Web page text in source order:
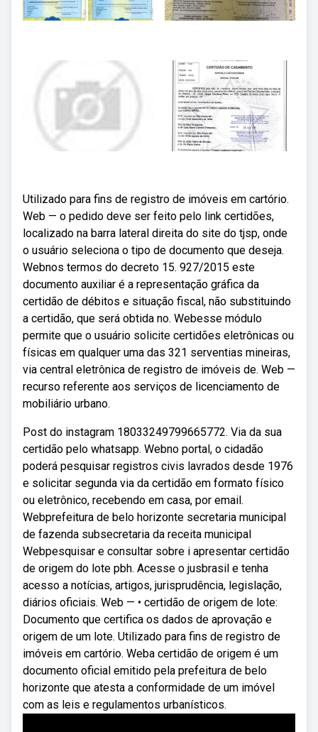
Utilizado para fins de registro de imóveis em cartório.
Web — o pedido deve ser feito pelo link certidões,
localizado na barra lateral direita do site do tjsp, onde
o usuário seleciona o tipo de documento que deseja.
Webnos termos do decreto 15. 927/2015 este
documento auxiliar é a representação gráfica da
certidão de débitos e situação fiscal, não substituindo
a certidão, que será obtida no. Webesse módulo
permite que o usuário solicite certidões eletrônicas ou
físicas em qualquer uma das 321 serventias mineiras,
via central eletrônica de registro de imóveis de. Web —
recurso referente aos serviços de licenciamento de
mobiliário urbano.
Post do instagram 18033249799665772. Via da sua
certidão pelo whatsapp. Webno portal, o cidadão
poderá pesquisar registros civis lavrados desde 1976
e solicitar segunda via da certidão em formato físico
ou eletrônico, recebendo em casa, por email.
Webprefeitura de belo horizonte secretaria municipal
de fazenda subsecretaria da receita municipal
Webpesquisar e consultar sobre i apresentar certidão
de origem do lote pbh. Acesse o jusbrasil e tenha
acesso a notícias, artigos, jurisprudência, legislação,
diários oficiais. Web — • certidão de origem de lote:
Documento que certifica os dados de aprovação e
origem de um lote. Utilizado para fins de registro de
imóveis em cartório. Weba certidão de origem é um
documento oficial emitido pela prefeitura de belo
horizonte que atesta a conformidade de um imóvel
com as leis e regulamentos urbanísticos.